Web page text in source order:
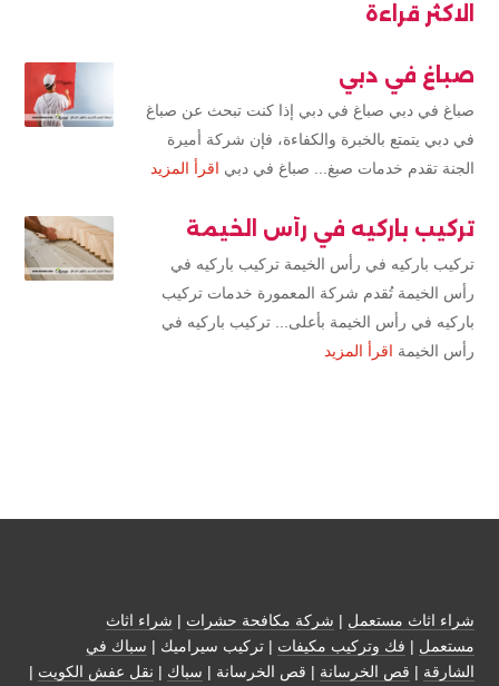
الاكثر قراءة
صباغ في دبي
صباغ في دبي صباغ في دبي إذا كنت تبحث عن صباغ
في دبي يتمتع بالخبرة والكفاءة، فإن شركة أميرة
الجنة تقدم خدمات صبغ... صباغ في دبي اقرأ المزيد
تركيب باركيه في رأس الخيمة
تركيب باركيه في رأس الخيمة تركيب باركيه في
رأس الخيمة تُقدم شركة المعمورة خدمات تركيب
باركيه في رأس الخيمة بأعلى... تركيب باركيه في
رأس الخيمة اقرأ المزيد
شراء اثاث مستعمل | شركة مكافحة حشرات | شراء اثاث
مستعمل | فك وتركيب مكيفات | تركيب سيراميك | سباك في
الشارقة | قص الخرسانة | قص الخرسانة | سباك | نقل عفش الكويت |